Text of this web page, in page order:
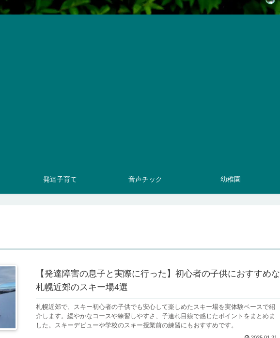
発達子育て 音声チック 幼稚園
【発達障害の息子と実際に行った】初心者の子供におすすめな
札幌近郊のスキー場4選
札幌近郊で、スキー初心者の子供でも安心して楽しめたスキー場を実体験ベースで紹
介します。緩やかなコースや練習しやすさ、子連れ目線で感じたポイントをまとめま
した。スキーデビューや学校のスキー授業前の練習にもおすすめです。